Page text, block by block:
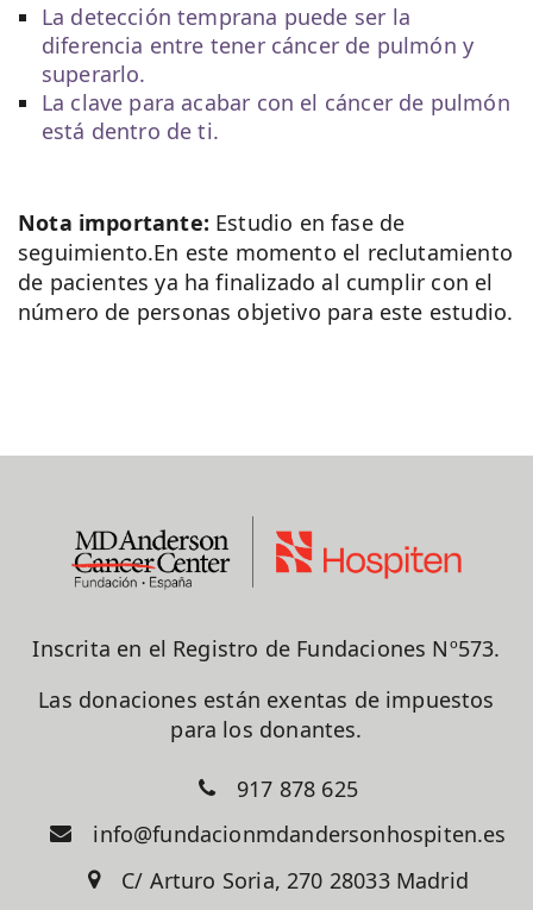
La detección temprana puede ser la
diferencia entre tener cáncer de pulmón y
superarlo.
La clave para acabar con el cáncer de pulmón
está dentro de ti.
Nota importante: Estudio en fase de
seguimiento.En este momento el reclutamiento
de pacientes ya ha finalizado al cumplir con el
número de personas objetivo para este estudio.
Inscrita en el Registro de Fundaciones Nº573.
Las donaciones están exentas de impuestos
para los donantes.
917 878 625
info@fundacionmdandersonhospiten.es
C/ Arturo Soria, 270 28033 Madrid